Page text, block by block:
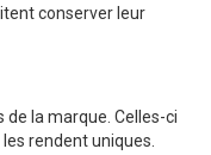
conserver leur
de la marque. Celles-ci
rendent uniques.